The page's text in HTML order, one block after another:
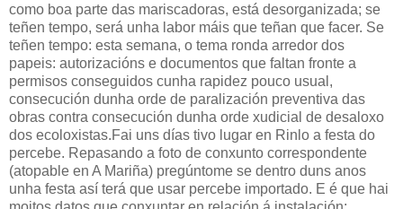
como boa parte das mariscadoras, está desorganizada; se
teñen tempo, será unha labor máis que teñan que facer. Se
teñen tempo: esta semana, o tema ronda arredor dos
papeis: autorizacións e documentos que faltan fronte a
permisos conseguidos cunha rapidez pouco usual,
consecución dunha orde de paralización preventiva das
obras contra consecución dunha orde xudicial de desaloxo
dos ecoloxistas.Fai uns días tivo lugar en Rinlo a festa do
percebe. Repasando a foto de conxunto correspondente
(atopable en A Mariña) pregúntome se dentro duns anos
unha festa así terá que usar percebe importado. E é que hai